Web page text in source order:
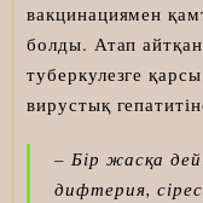
вакцинациямен
болды. Атап
туберкулезге
вирустық
– Бір жасқа
дифтерия,